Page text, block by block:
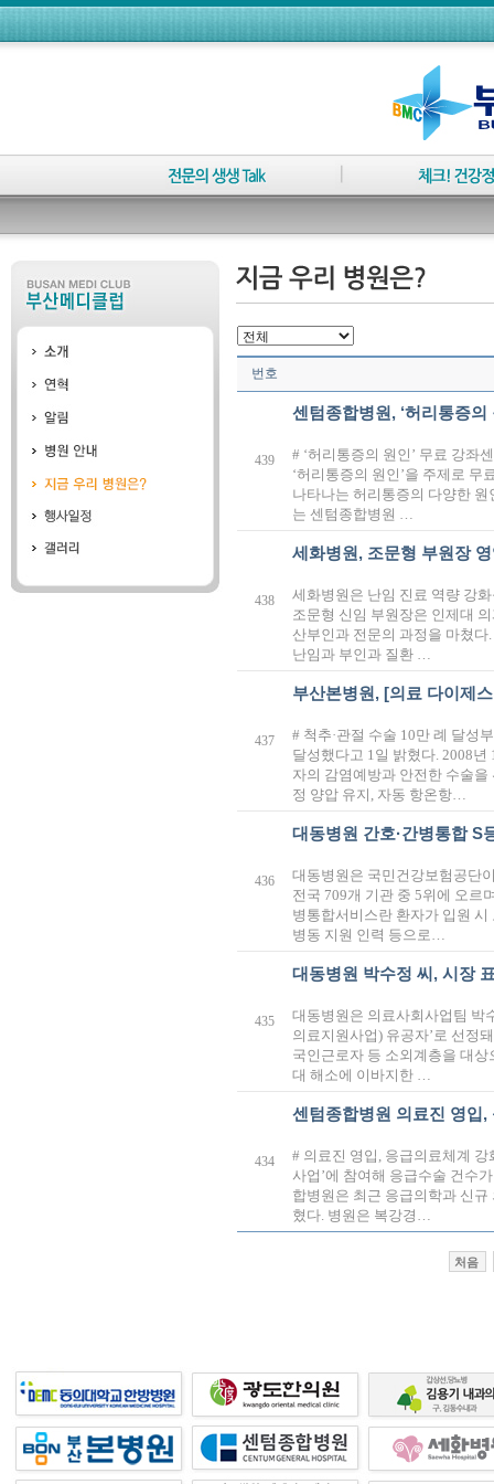
번호
439
센텀종합병원, ‘허리통증
# ‘허리통증의 원인’ 무료 강좌
‘허리통증의 원인’을 주제로
나타나는 허리통증의 다양한
는 센텀종합병원 …
438
세화병원, 조문형 부원장
세화병원은 난임 진료 역량 강
조문형 신임 부원장은 인제대
산부인과 전문의 과정을 마쳤
난임과 부인과 질환 …
437
부산본병원, [의료 다이제
# 척추·관절 수술 10만 례 달성
달성했다고 1일 밝혔다. 2008
자의 감염예방과 안전한 수술
정 양압 유지, 자동 항온항…
436
대동병원 간호·간병통합 S
대동병원은 국민건강보험공단
전국 709개 기관 중 5위에 오르
병통합서비스란 환자가 입원
병동 지원 인력 등으로…
435
대동병원 박수정 씨, 시장
대동병원은 의료사회사업팀 박
의료지원사업) 유공자’로 선정
국인근로자 등 소외계층을 대
대 해소에 이바지한 …
434
센텀종합병원 의료진 영입
# 의료진 영입, 응급의료체계
사업’에 참여해 응급수술 건수
합병원은 최근 응급의학과 신
혔다. 병원은 복강경…
처음